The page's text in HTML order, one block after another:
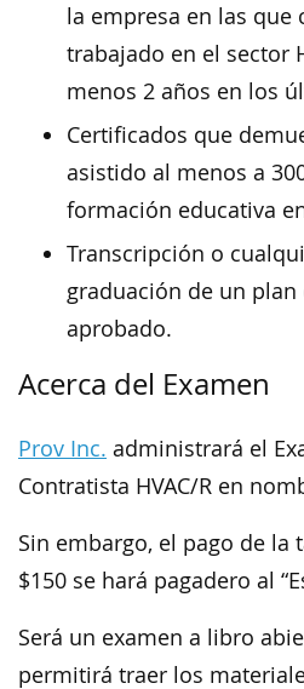
la empresa en las que
trabajado en el sector
menos 2 años en los
Certificados que
asistido al menos a
formación educativa
Transcripción o
graduación de un plan
aprobado.
Acerca del Examen
Prov Inc. administrará el
Contratista HVAC/R en
Sin embargo, el pago de la
$150 se hará pagadero al
Será un examen a libro
permitirá traer los